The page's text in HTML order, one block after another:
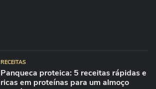
RECEITAS
Panqueca proteica: 5 receitas rápidas e
ricas em proteínas para um almoço